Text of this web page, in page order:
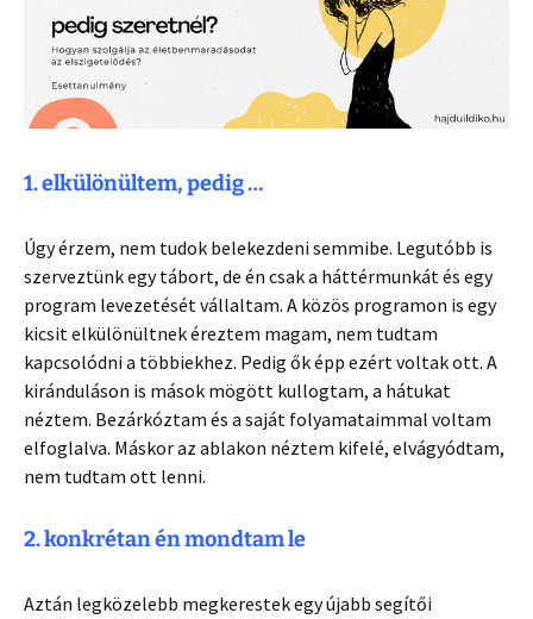
1. elkülönültem, pedig …
Úgy érzem, nem tudok belekezdeni semmibe. Legutóbb is
szerveztünk egy tábort, de én csak a háttérmunkát és egy
program levezetését vállaltam. A közös programon is egy
kicsit elkülönültnek éreztem magam, nem tudtam
kapcsolódni a többiekhez. Pedig ők épp ezért voltak ott. A
kiránduláson is mások mögött kullogtam, a hátukat
néztem. Bezárkóztam és a saját folyamataimmal voltam
elfoglalva. Máskor az ablakon néztem kifelé, elvágyódtam,
nem tudtam ott lenni.
2. konkrétan én mondtam le
Aztán legközelebb megkerestek egy újabb segítői